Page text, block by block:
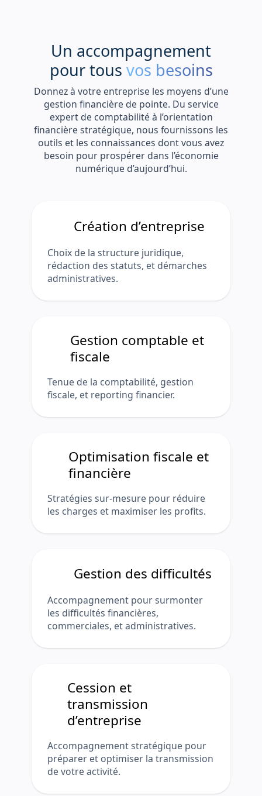
Un accompagnement
pour tous vos besoins
Donnez à votre entreprise les moyens d’une
gestion financière de pointe. Du service
expert de comptabilité à l’orientation
financière stratégique, nous fournissons les
outils et les connaissances dont vous avez
besoin pour prospérer dans l’économie
numérique d’aujourd’hui.
Création d’entreprise
Choix de la structure juridique,
rédaction des statuts, et démarches
administratives.
Gestion comptable et
fiscale
Tenue de la comptabilité, gestion
fiscale, et reporting financier.
Optimisation fiscale et
financière
Stratégies sur-mesure pour réduire
les charges et maximiser les profits.
Gestion des difficultés
Accompagnement pour surmonter
les difficultés financières,
commerciales, et administratives.
Cession et
transmission
d’entreprise
Accompagnement stratégique pour
préparer et optimiser la transmission
de votre activité.